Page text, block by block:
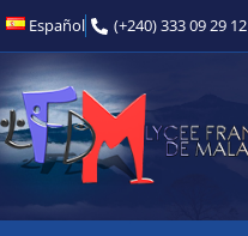
Español (+240) 333 09 29 12